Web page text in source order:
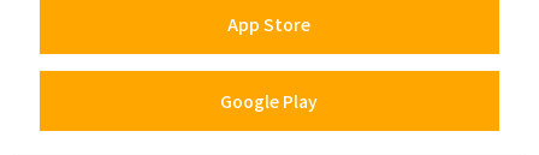
App Store
Google Play